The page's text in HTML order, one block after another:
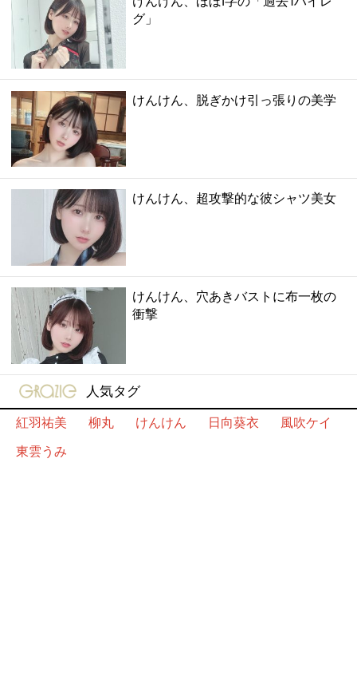
グ」
けんけん、脱ぎかけ引っ張りの美学
けんけん、超攻撃的な彼シャツ美女
けんけん、穴あきバストに布一枚の
衝撃
gravure-grazie
人気タグ
紅羽祐美
柳丸 けんけん 日向葵衣
風吹ケイ
東雲うみ